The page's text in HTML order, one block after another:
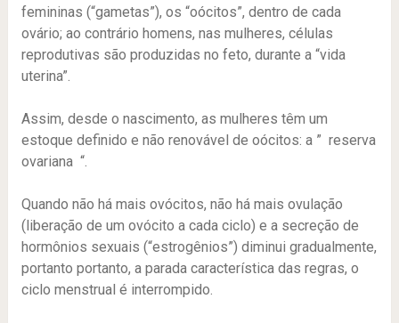
femininas (“gametas”), os “oócitos”, dentro de cada
ovário; ao contrário homens, nas mulheres, células
reprodutivas são produzidas no feto, durante a “vida
uterina”.
Assim, desde o nascimento, as mulheres têm um
estoque definido e não renovável de oócitos: a ” reserva
ovariana “.
Quando não há mais ovócitos, não há mais ovulação
(liberação de um ovócito a cada ciclo) e a secreção de
hormônios sexuais (“estrogênios”) diminui gradualmente,
portanto portanto, a parada característica das regras, o
ciclo menstrual é interrompido.